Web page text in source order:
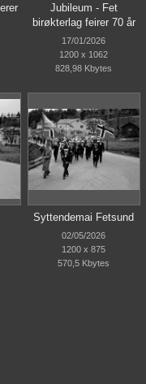
Jubileum - Fet
birøkterlag feirer 70 år
17/01/2026
1200 x 1062
828,98 Kbytes
Syttendemai Fetsund
02/05/2026
1200 x 875
570,5 Kbytes